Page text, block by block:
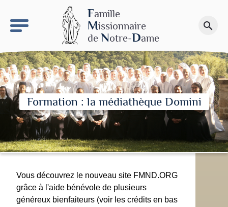
Famille
Missionnaire
de Notre-Dame
search
Faire un don
Formation : la médiathèque Domini
Vous découvrez le nouveau site FMND.ORG
grâce à l'aide bénévole de plusieurs
généreux bienfaiteurs (voir les crédits en bas